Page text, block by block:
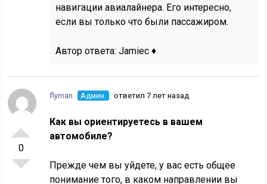
навигации авиалайнера. Его интересно,
если вы только что были пассажиром.
Автор ответа:Jamiec ♦
0
flyman Админ. ответил 7 лет назад
Как вы ориентируетесь в вашем
автомобиле?
Прежде чем вы уйдете, у вас есть общее
понимание того, в каком направлении вы